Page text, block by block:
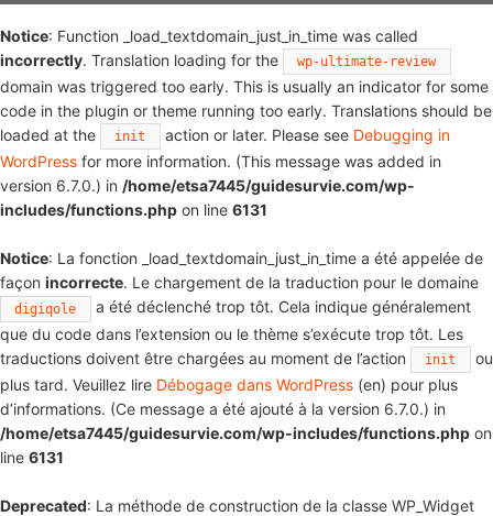
Notice: Function _load_textdomain_just_in_time was called
incorrectly. Translation loading for the wp-ultimate-review
domain was triggered too early. This is usually an indicator for some
code in the plugin or theme running too early. Translations should be
loaded at the
init action or later. Please see Debugging in
WordPress for more information. (This message was added in
version 6.7.0.) in /home/etsa7445/guidesurvie.com/wp-
includes/functions.php on line 6131
Notice: La fonction _load_textdomain_just_in_time a été appelée de
façon incorrecte. Le chargement de la traduction pour le domaine
digiqole
a été déclenché trop tôt. Cela indique généralement
que du code dans l’extension ou le thème s’exécute trop tôt. Les
traductions doivent être chargées au moment de l’action
init
ou
plus tard. Veuillez lire Débogage dans WordPress (en) pour plus
d’informations. (Ce message a été ajouté à la version 6.7.0.) in
/home/etsa7445/guidesurvie.com/wp-includes/functions.php on
line 6131
Deprecated: La méthode de construction de la classe WP_Widget